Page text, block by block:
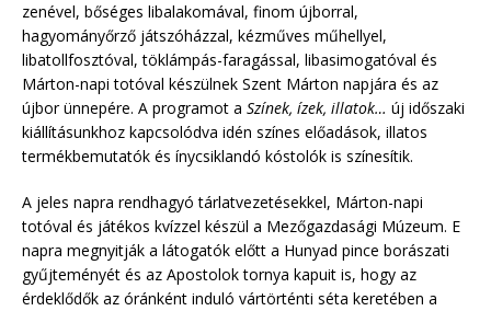
zenével, bőséges libalakomával, finom újborral,
hagyományőrző játszóházzal, kézműves műhellyel,
libatollfosztóval, töklámpás-faragással, libasimogatóval és
Márton-napi totóval készülnek Szent Márton napjára és az
újbor ünnepére. A programot a Színek, ízek, illatok… új időszaki
kiállításunkhoz kapcsolódva idén színes előadások, illatos
termékbemutatók és ínycsiklandó kóstolók is színesítik.
A jeles napra rendhagyó tárlatvezetésekkel, Márton-napi
totóval és játékos kvízzel készül a Mezőgazdasági Múzeum. E
napra megnyitják a látogatók előtt a Hunyad pince borászati
gyűjteményét és az Apostolok tornya kapuit is, hogy az
érdeklődők az óránként induló vártörténti séta keretében a